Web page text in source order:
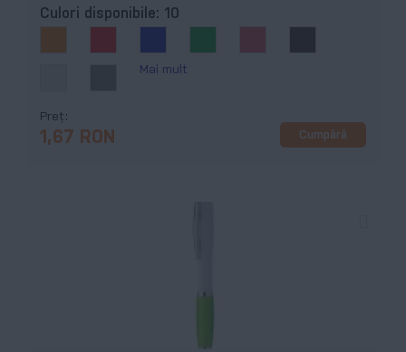
Culori disponibile: 10
Mai mult
Preț
1,67 RON Cumpără